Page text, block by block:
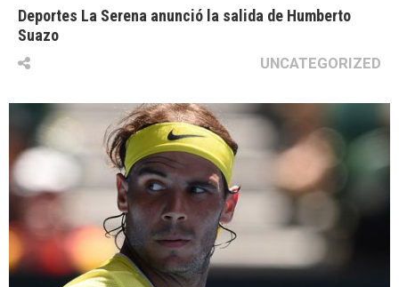
Deportes La Serena anunció la salida de Humberto
Suazo
UNCATEGORIZED